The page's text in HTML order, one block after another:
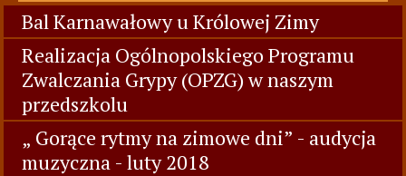
Bal Karnawałowy u Królowej Zimy
Realizacja Ogólnopolskiego Programu
Zwalczania Grypy (OPZG) w naszym
przedszkolu
„ Gorące rytmy na zimowe dni” - audycja
muzyczna - luty 2018